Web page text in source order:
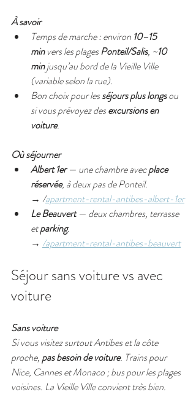
À savoir
Temps de marche : environ 10–15
min vers les plages Ponteil/Salis, ~10
min jusqu’au bord de la Vieille Ville
(variable selon la rue).
Bon choix pour les séjours plus longs ou
si vous prévoyez des excursions en
voiture.
Où séjourner
Albert 1er — une chambre avec place
réservée, à deux pas de Ponteil.
→ /apartment-rental-antibes-albert-1er
Le Beauvert — deux chambres, terrasse
et parking.
→ /apartment-rental-antibes-beauvert
Séjour sans voiture vs avec
voiture
Sans voiture
Si vous visitez surtout Antibes et la côte
proche, pas besoin de voiture. Trains pour
Nice, Cannes et Monaco ; bus pour les plages
voisines. La Vieille Ville convient très bien.